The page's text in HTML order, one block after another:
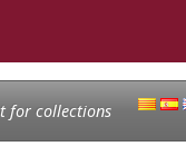
for collections